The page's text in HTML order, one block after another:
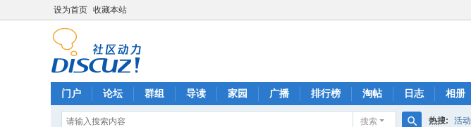
设为首页 收藏本站
门户 论坛 群组 导读 家园 广播 排行榜 淘帖 日志 相册
搜索 热搜: 活动